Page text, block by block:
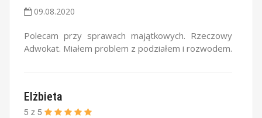
09.08.2020
Polecam przy sprawach majątkowych. Rzeczowy
Adwokat. Miałem problem z podziałem i rozwodem.
Elżbieta
5 z 5